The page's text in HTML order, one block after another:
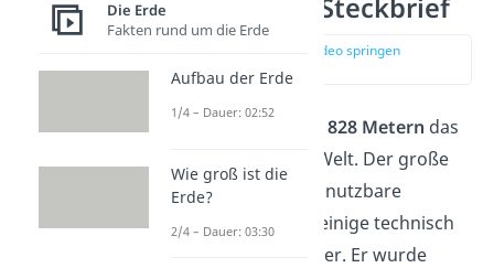
Burj Khalifa — Steckbrief
zur Stelle im Video springen
(00:12)
Der Burj Khalifa ist mit828 Metern das
höchste Gebäude der Welt. Der große
Turm verfügt über
nutzbare
Stockwerke
und noch einige technisch
genutzte Etagen darüber. Er wurde
Die Erde
Fakten rund um die Erde
Aufbau der Erde
1/4 – Dauer: 02:52
Wie groß ist die
Erde?
2/4 – Dauer: 03:30